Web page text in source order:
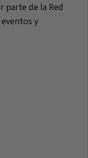
parte de la Red
y